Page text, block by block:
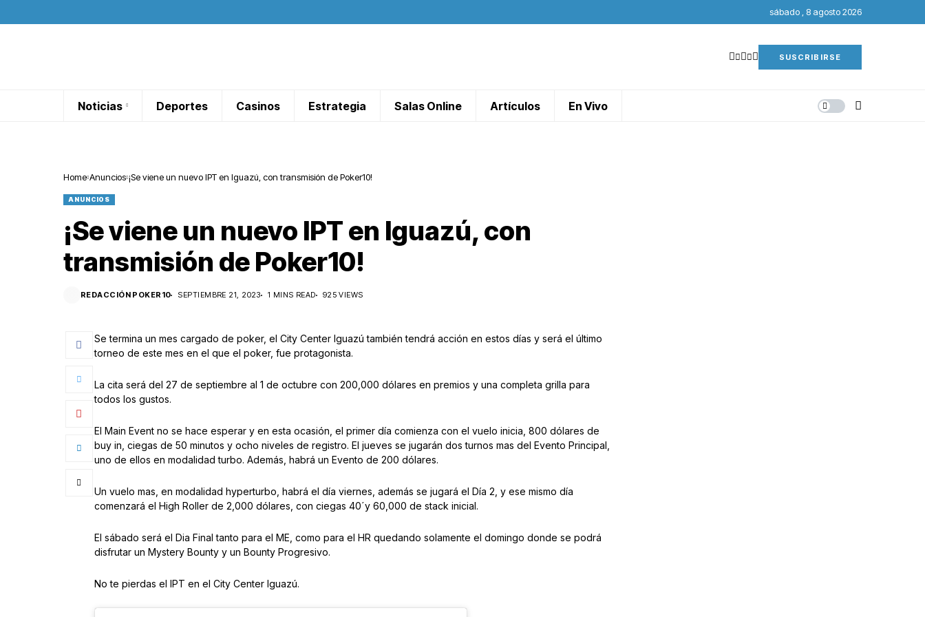
sábado , 8 agosto 2026
SUSCRIBIRSE
Noticias Deportes Casinos Estrategia Salas Online Artículos En Vivo
Home Anuncios ¡Se viene un nuevo IPT en Iguazú, con transmisión de Poker10!
ANUNCIOS
¡Se viene un nuevo IPT en Iguazú, con
transmisión de Poker10!
REDACCIÓN POKER10 SEPTIEMBRE 21, 2023 1 MINS READ 925 VIEWS
Se termina un mes cargado de poker, el City Center Iguazú también tendrá acción en estos días y será el último
torneo de este mes en el que el poker, fue protagonista.
La cita será del 27 de septiembre al 1 de octubre con 200,000 dólares en premios y una completa grilla para
todos los gustos.
El Main Event no se hace esperar y en esta ocasión, el primer día comienza con el vuelo inicia, 800 dólares de
buy in, ciegas de 50 minutos y ocho niveles de registro. El jueves se jugarán dos turnos mas del Evento Principal,
uno de ellos en modalidad turbo. Además, habrá un Evento de 200 dólares.
Un vuelo mas, en modalidad hyperturbo, habrá el día viernes, además se jugará el Día 2, y ese mismo día
comenzará el High Roller de 2,000 dólares, con ciegas 40´y 60,000 de stack inicial.
El sábado será el Dia Final tanto para el ME, como para el HR quedando solamente el domingo donde se podrá
disfrutar un Mystery Bounty y un Bounty Progresivo.
No te pierdas el IPT en el City Center Iguazú.